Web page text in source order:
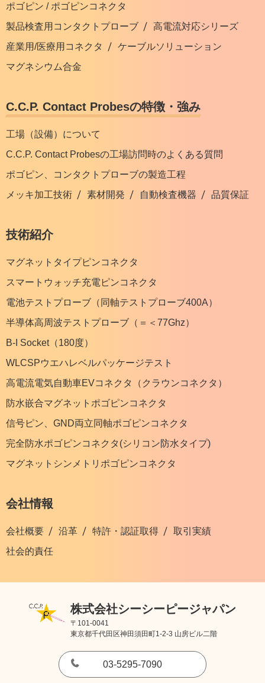
ポゴピン / ポゴピンコネクタ
製品検査用コンタクトプローブ
高電流対応シリーズ
産業用/医療用コネクタ
ケーブルソリューション
マグネシウム合金
C.C.P. Contact Probesの特徴・強み
工場（設備）について
C.C.P. Contact Probesの工場訪問時のよくある質問
ポゴピン、コンタクトプローブの製造工程
メッキ加工技術
素材開発 自動検査機器 品質保証
技術紹介
マグネットタイプピンコネクタ
スマートウォッチ充電ピンコネクタ
電池テストプローブ（同軸テストプローブ400A）
半導体高周波テストプローブ（＝＜77Ghz）
B-I Socket（180度）
WLCSPウエハレベルパッケージテスト
高電流電気自動車EVコネクタ（クラウンコネクタ）
防水嵌合マグネットポゴピンコネクタ
信号ピン、GND両立同軸ポゴピンコネクタ
完全防水ポゴピンコネクタ(シリコン防水タイプ)
マグネットシンメトリポゴピンコネクタ
会社情報
会社概要 沿革 特許・認証取得
取引実績
社会的責任
株式会社シーシーピージャパン
〒101-0041
東京都千代田区神田須田町1-2-3 山房ビル二階
03-5295-7090